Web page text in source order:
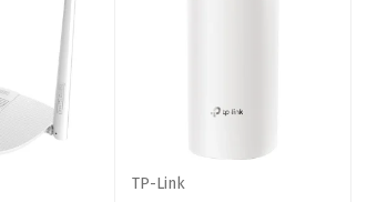
TP-Link